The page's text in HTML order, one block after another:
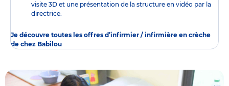
visite 3D et une présentation de la structure en vidéo par la
directrice.
Je découvre toutes les offres d’infirmier / infirmière en crèche
de chez Babilou